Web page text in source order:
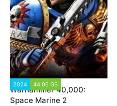
2024 44.06 GB
Warhammer 40,000:
Space Marine 2